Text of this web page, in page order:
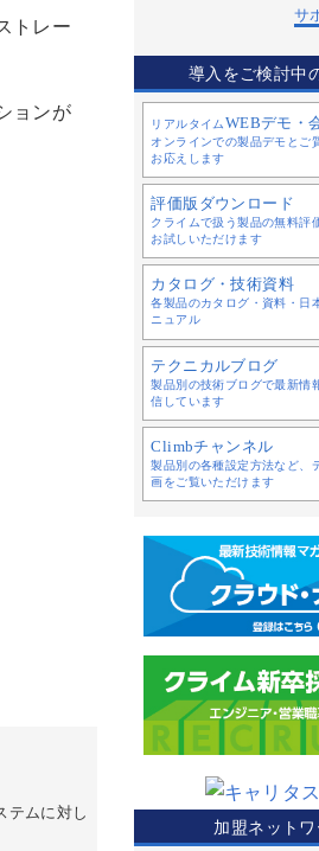
トレー
ョンが
テムに対し
サ
導入をご検討中
リアルタイムWEBデモ・
オンラインでの製品デモとご
お応えします
評価版ダウンロード
クライムで扱う製品の無料評
お試しいただけます
カタログ・技術資料
各製品のカタログ・資料・日
ニュアル
テクニカルブログ
製品別の技術ブログで最新情
信しています
Climbチャンネル
製品別の各種設定方法など、
画をご覧いただけます
加盟ネットワ